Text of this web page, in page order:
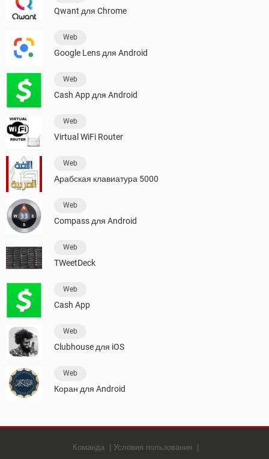
Qwant для Chrome
Web
Google Lens для Android
Web
Cash App для Android
Web
Virtual WiFi Router
Web
Арабская клавиатура 5000
Web
Compass для Android
Web
TWeetDeck
Web
Cash App
Web
Clubhouse для iOS
Web
Коран для Android
Команда
Условия пользования